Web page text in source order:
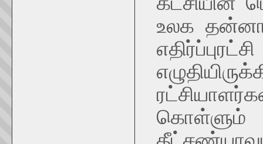
உலக
கொள்ளும்